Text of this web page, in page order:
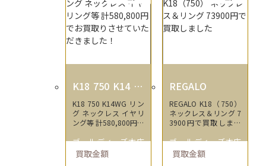
K18 750 K14 18
金 14金 ホワイ
トゴールド
K18 750 K14WG リン
グ ネックレス イヤリ
ング等 計580,800円で
きました！
ゴールディーズ本庄
店
買取金額
REGALO
REGALO K18（750）
ネックレス＆リング 7
3900円で買取しまし
ゴールディーズ本庄
店
買取金額